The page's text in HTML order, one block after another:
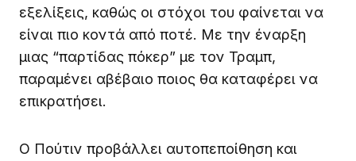
εξελίξεις, καθώς οι στόχοι του φαίνεται να
είναι πιο κοντά από ποτέ. Με την έναρξη
μιας “παρτίδας πόκερ” με τον Τραμπ,
παραμένει αβέβαιο ποιος θα καταφέρει να
επικρατήσει.
Ο Πούτιν προβάλλει αυτοπεποίθηση και